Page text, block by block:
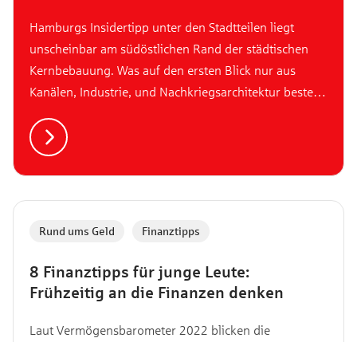
Hamburgs Insidertipp unter den Stadtteilen liegt
unscheinbar am südöstlichen Rand der städtischen
Kernbebauung. Was auf den ersten Blick nur aus
Kanälen, Industrie, und Nachkriegsarchitektur besteht,
jeder Menge Grün!
8 Finanztipps für junge Leute:
Frühzeitig an die Finanzen denken
Rund ums Geld Finanztipps
Laut Vermögensbarometer 2022 blicken die